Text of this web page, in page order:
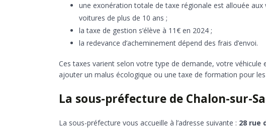
une exonération totale de taxe régionale est allouée aux
voitures de plus de 10 ans ;
la taxe de gestion s’élève à 11€ en 2024 ;
la redevance d’acheminement dépend des frais d’envoi.
Ces taxes varient selon votre type de demande, votre
ajouter un malus écologique ou une taxe de formation pour
La sous-préfecture de Chalon-sur-
La sous-préfecture vous accueille à l’adresse suivante : 28 rue